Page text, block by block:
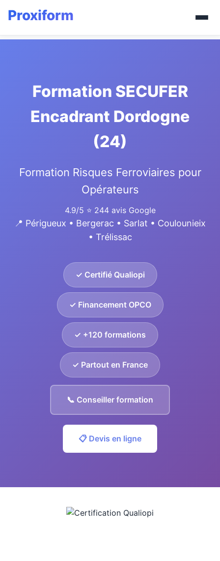
Formation SECUFER
Encadrant Dordogne
(24)
Formation Risques Ferroviaires pour
Opérateurs
4.9/5 ⭐ 244 avis Google
📍 Périgueux • Bergerac • Sarlat • Coulounieix
• Trélissac
✓ Certifié Qualiopi
✓ Financement OPCO
✓ +120 formations
✓ Partout en France
📞 Conseiller formation
📋 Devis en ligne